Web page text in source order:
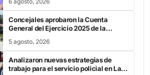
Concejales aprobaron la Cuenta
General del Ejercicio 2025 de la
Municipalidad capitalina
5 agosto, 2026
Analizaron nuevas estrategias de
trabajo para el servicio policial en La
Candelaria
5 agosto, 2026